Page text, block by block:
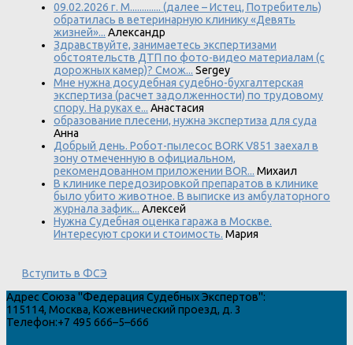
09.02.2026 г. М............. (далее – Истец, Потребитель)
обратилась в ветеринарную клинику «Девять
жизней»... Александр
Здравствуйте, занимаетесь экспертизами
обстоятельств ДТП по фото-видео материалам (с
дорожных камер)? Смож... Sergey
Мне нужна досудебная судебно-бухгалтерская
экспертиза (расчет задолженности) по трудовому
спору. На руках е... Анастасия
образование плесени, нужна экспертиза для суда
Анна
Добрый день. Робот-пылесос BORK V851 заехал в
зону отмеченную в официальном,
рекомендованном приложении BOR... Михаил
В клинике передозировкой препаратов в клинике
было убито животное. В выписке из амбулаторного
журнала зафик... Алексей
Нужна Судебная оценка гаража в Москве.
Интересуют сроки и стоимость. Мария
Вступить в ФСЭ
Адрес Союза "Федерация Судебных Экспертов":
115114, Москва, Кожевнический проезд, д. 3
Телефон:+7 495 666–5–666